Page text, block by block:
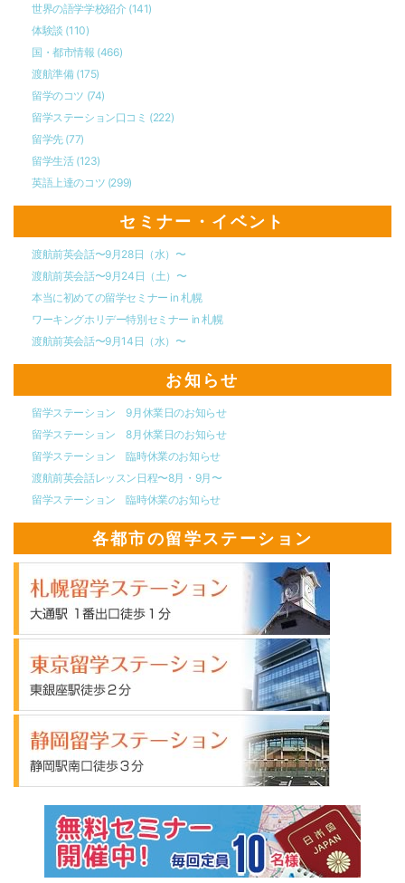
世界の語学学校紹介 (141)
体験談 (110)
国・都市情報 (466)
渡航準備 (175)
留学のコツ (74)
留学ステーション口コミ (222)
留学先 (77)
留学生活 (123)
英語上達のコツ (299)
セミナー・イベント
渡航前英会話〜9月28日（水）〜
渡航前英会話〜9月24日（土）〜
本当に初めての留学セミナー in 札幌
ワーキングホリデー特別セミナー in 札幌
渡航前英会話〜9月14日（水）〜
お知らせ
留学ステーション 9月休業日のお知らせ
留学ステーション 8月休業日のお知らせ
留学ステーション 臨時休業のお知らせ
渡航前英会話レッスン日程〜8月・9月〜
留学ステーション 臨時休業のお知らせ
各都市の留学ステーション